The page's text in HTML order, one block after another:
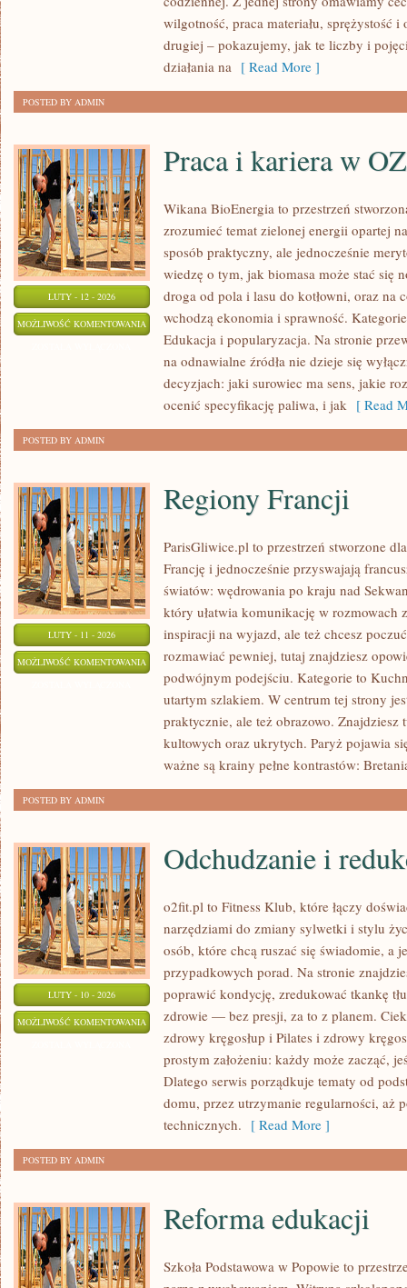
ŚWIATA
wilgotność, praca materiału, sprężystość i
drugiej – pokazujemy, jak te liczby i
działania na [ Read More ]
POSTED BY ADMIN
LUTY - 12 - 2026
MOŻLIWOŚĆ KOMENTOWANIA PRACA
KARIERA
Praca i kariera w
Wikana BioEnergia to przestrzeń
zrozumieć temat zielonej energii opartej
sposób praktyczny, ale jednocześnie
wiedzę o tym, jak biomasa może stać się
droga od pola i lasu do kotłowni, oraz na
wchodzą ekonomia i sprawność.
Edukacja i popularyzacja. Na stronie
na odnawialne źródła nie dzieje się
decyzjach: jaki surowiec ma sens, jakie
ocenić specyfikację paliwa, i jak [ Read
POSTED BY ADMIN
LUTY - 11 - 2026
MOŻLIWOŚĆ KOMENTOWANIA REGIONY
FRANCJI
Regiony Francji
ParisGliwice.pl to przestrzeń stworzone
Francję i jednocześnie przyswajają
światów: wędrowania po kraju nad
który ułatwia komunikację w rozmowach
inspiracji na wyjazd, ale też chcesz
rozmawiać pewniej, tutaj znajdziesz
podwójnym podejściu. Kategorie to
utartym szlakiem. W centrum tej strony
praktycznie, ale też obrazowo.
kultowych oraz ukrytych. Paryż pojawia
ważne są krainy pełne kontrastów:
POSTED BY ADMIN
LUTY - 10 - 2026
MOŻLIWOŚĆ KOMENTOWANIA ODCHUDZANIE
REDUKCJA
Odchudzanie i
o2fit.pl to Fitness Klub, które łączy
narzędziami do zmiany sylwetki i stylu
osób, które chcą ruszać się świadomie, a
przypadkowych porad. Na stronie
poprawić kondycję, zredukować tkankę
zdrowie — bez presji, za to z planem.
zdrowy kręgosłup i Pilates i zdrowy
prostym założeniu: każdy może zacząć,
Dlatego serwis porządkuje tematy od
domu, przez utrzymanie regularności, aż
technicznych. [ Read More ]
POSTED BY ADMIN
Reforma edukacji
Szkoła Podstawowa w Popowie to